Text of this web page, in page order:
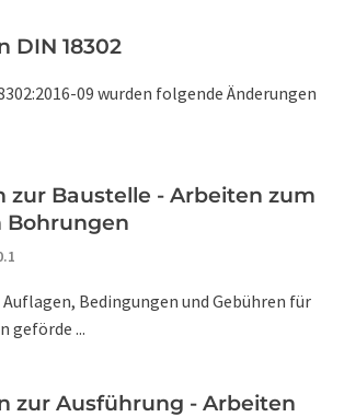
DIN 18302
09 wurden folgende Änderungen
zur Baustelle - Arbeiten zum
Bohrungen
Bedingungen und Gebühren für
geförde ...
zur Ausführung - Arbeiten